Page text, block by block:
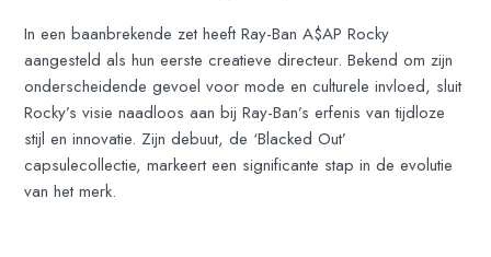
In een baanbrekende zet heeft Ray-Ban A$AP Rocky
aangesteld als hun eerste creatieve directeur. Bekend om zijn
onderscheidende gevoel voor mode en culturele invloed, sluit
Rocky’s visie naadloos aan bij Ray-Ban’s erfenis van tijdloze
stijl en innovatie. Zijn debuut, de ‘Blacked Out’
capsulecollectie, markeert een significante stap in de evolutie
van het merk.